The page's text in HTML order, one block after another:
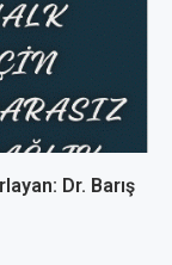
Dr. Barış